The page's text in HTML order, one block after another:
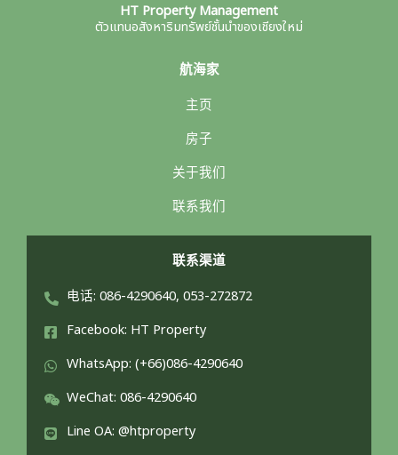
HT Property Management
ตัวแทนอสังหาริมทรัพย์ชั้นนำของเชียงใหม่
航海家
主页
房子
关于我们
联系我们
联系渠道
电话: 086-4290640, 053-272872
Facebook: HT Property
WhatsApp: (+66)086-4290640
WeChat: 086-4290640
Line OA: @htproperty